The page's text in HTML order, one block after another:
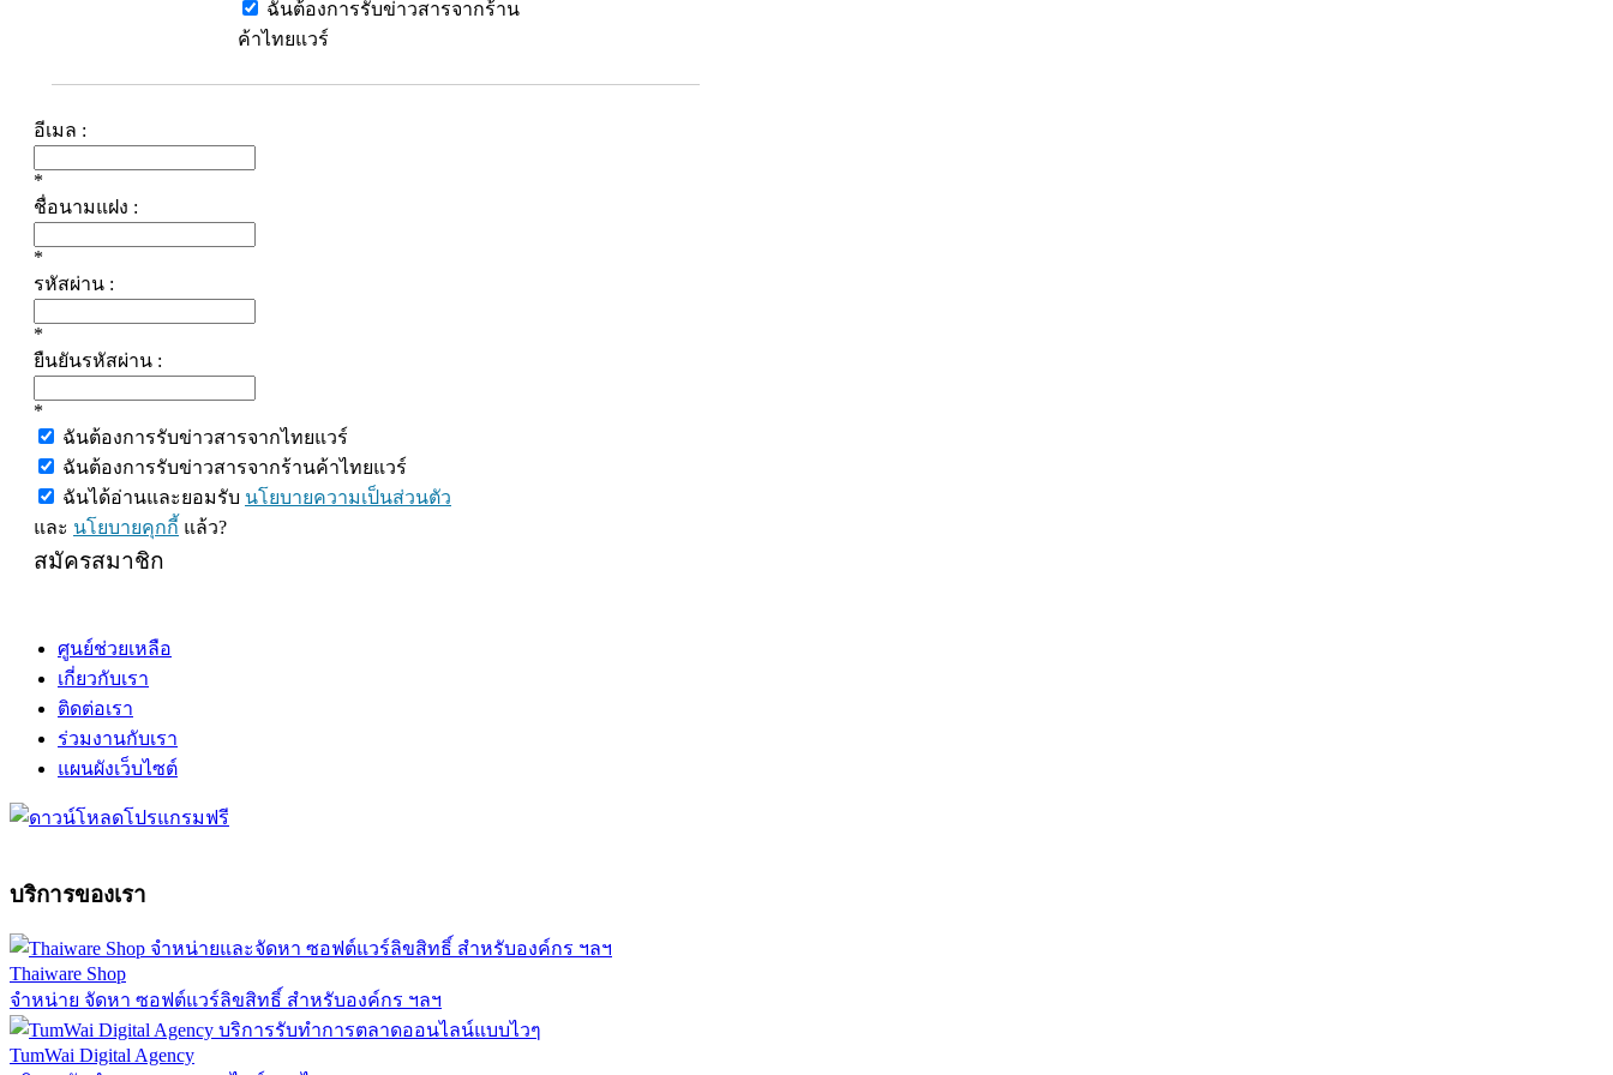
ฉันต้องการรับข่าวสารจากร้าน
ค้าไทยแวร์
อีเมล :
*
ชื่อนามแฝง :
*
รหัสผ่าน :
*
ยืนยันรหัสผ่าน :
*
ฉันต้องการรับข่าวสารจากไทยแวร์
ฉันต้องการรับข่าวสารจากร้านค้าไทยแวร์
ฉันได้อ่านและยอมรับ นโยบายความเป็นส่วนตัว
และ นโยบายคุกกี้ แล้ว?
สมัครสมาชิก
ศูนย์ช่วยเหลือ
เกี่ยวกับเรา
ติดต่อเรา
ร่วมงานกับเรา
แผนผังเว็บไซต์
บริการของเรา
Thaiware Shop
จำหน่าย จัดหา ซอฟต์แวร์ลิขสิทธิ์ สำหรับองค์กร ฯลฯ
TumWai Digital Agency